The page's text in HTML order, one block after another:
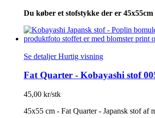
Du køber et stofstykke der er 45x55cm
Se detaljerHurtig visning
Fat Quarter - Kobayashi stof
45,00 kr/stk
45x55 cm - Fat Quarter - Japansk stof af